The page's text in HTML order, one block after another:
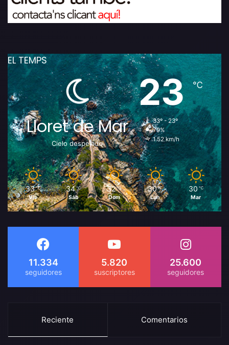
EL TEMPS
Lloret de Mar
Cielo despejado
23℃
33º - 23º
79%
1.52 km/h
33 ℃
Vie
34 ℃
Sáb
32 ℃
Dom
30 ℃
Lun
30 ℃
Mar
11.334 5.820 25.600
Reciente Comentarios